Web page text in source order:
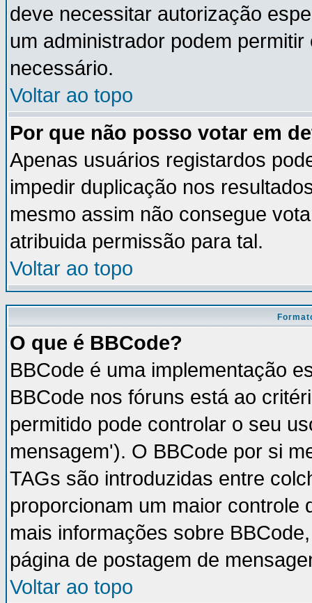
deve necessitar autorização
um administrador podem
necessário.
Voltar ao topo
Por que não posso votar em
Apenas usuários registardos
impedir duplicação nos
mesmo assim não consegue
atribuida permissão para tal.
Voltar ao topo
O que é BBCode?
BBCode é uma implementação
BBCode nos fóruns está ao
permitido pode controlar o seu
mensagem'). O BBCode por si
TAGs são introduzidas entre
proporcionam um maior controle
mais informações sobre
página de postagem de
Voltar ao topo